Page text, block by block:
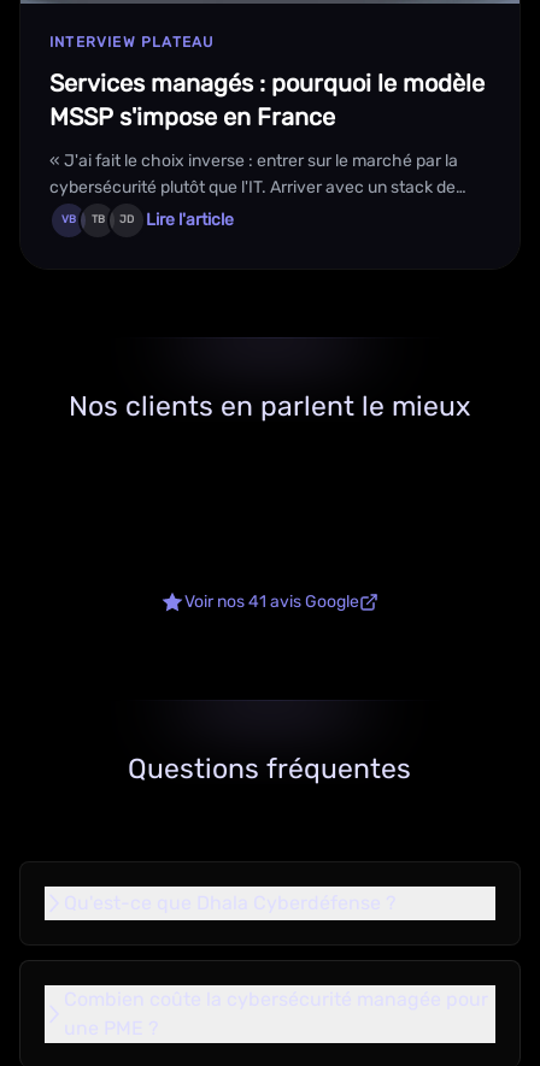
INTERVIEW PLATEAU
Services managés : pourquoi le modèle
MSSP s'impose en France
« J'ai fait le choix inverse : entrer sur le marché par la
cybersécurité plutôt que l'IT. Arriver avec un stack de
sécurité complet et intégré, remettre à zéro
l'infrastructure du client, puis reconstruire sur des bases
VB TB JD Lire l'article
Nos clients en parlent le mieux
Voir nos 41 avis Google
Questions fréquentes